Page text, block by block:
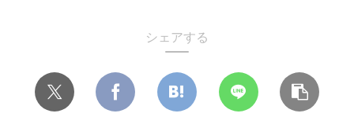
シェアする